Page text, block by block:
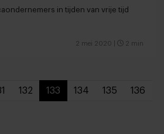
in tijden van vrije tijd
2 mei 2020 2 min
132 133 134 135 136